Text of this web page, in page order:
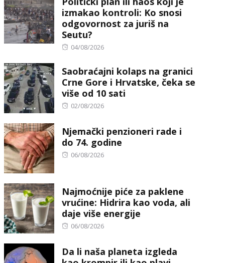
izmakao kontroli: Ko snosi
odgovornost za juriš na
Seutu?
Posted
04/08/2026
Saobraćajni kolaps na granici
Crne Gore i Hrvatske, čeka se
više od 10 sati
Posted
02/08/2026
Njemački penzioneri rade i
do 74. godine
Posted
06/08/2026
Najmoćnije piće za paklene
vrućine: Hidrira kao voda, ali
daje više energije
Posted
06/08/2026
Da li naša planeta izgleda